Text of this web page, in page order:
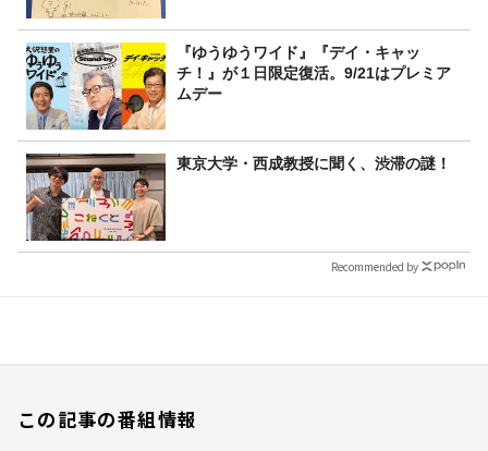
『ゆうゆうワイド』『デイ・キャッ
チ！』が１日限定復活。9/21はプレミア
ムデー
東京大学・西成教授に聞く、渋滞の謎！
Recommended by
この記事の番組情報